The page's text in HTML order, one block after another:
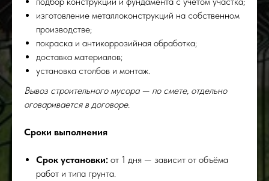
изготовление металлоконструкций на собственном
производстве;
покраска и антикоррозийная обработка;
доставка материалов;
установка столбов и монтаж.
Вывоз строительного мусора — по смете, отдельно
оговаривается в договоре.
Сроки выполнения
Срок установки: от 1 дня — зависит от объёма
работ и типа грунта.